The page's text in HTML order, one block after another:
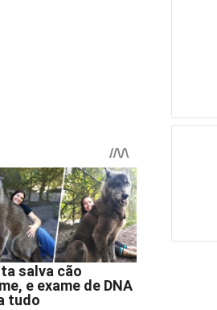
dano qualificado
patrimônio da
a perda dos
por danos morais
atos de 8 de
fundamentos da
la, “como